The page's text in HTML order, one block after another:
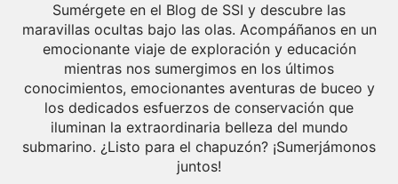
Sumérgete en el Blog de SSI y descubre las
maravillas ocultas bajo las olas. Acompáñanos en un
emocionante viaje de exploración y educación
mientras nos sumergimos en los últimos
conocimientos, emocionantes aventuras de buceo y
los dedicados esfuerzos de conservación que
iluminan la extraordinaria belleza del mundo
submarino. ¿Listo para el chapuzón? ¡Sumerjámonos
juntos!